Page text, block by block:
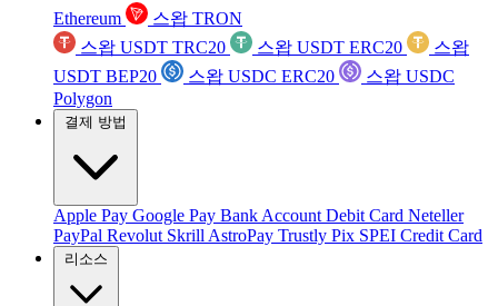
Ethereum
스왑 TRON
스왑 USDT TRC20
스왑 USDT ERC20
스왑
USDT BEP20
스왑 USDC ERC20
스왑 USDC
Polygon
결제 방법
Apple Pay Google Pay Bank Account Debit Card Neteller
PayPal Revolut Skrill AstroPay Trustly Pix SPEI Credit Card
리소스